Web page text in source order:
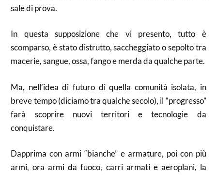
sale di prova.
In questa supposizione che vi presento, tutto è
scomparso, è stato distrutto, saccheggiato o sepolto tra
macerie, sangue, ossa, fango e merda da qualche parte.
Ma, nell’idea di futuro di quella comunità isolata, in
breve tempo (diciamo tra qualche secolo), il “progresso”
farà scoprire nuovi territori e tecnologie da
conquistare.
Dapprima con armi “bianche” e armature, poi con più
armi, ora armi da fuoco, carri armati e aeroplani, la